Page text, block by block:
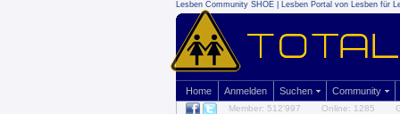
Lesben Community SHOE | Lesben Portal von Lesben für
Home Anmelden Suchen Community
Member: 512'997 Online: 1285